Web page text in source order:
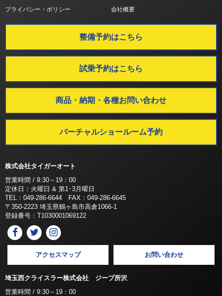
プライバシー・ポリシー
会社概要
整備予約はこちら
試乗予約はこちら
商品・納期・各種お問い合わせ
バーチャルショールーム予約
株式会社タイガーオート
営業時間 / 9:30～19：00
定休日：火曜日 & 第1･3月曜日
TEL：049-286-6644 FAX：049-286-6645
〒350-2223 埼玉県鶴ヶ島市高倉1066-1
登録番号：T1030001069122
アクセスマップ お問い合わせ
埼玉西クライスラー株式会社 ジープ所沢
営業時間 / 9:30～19：00